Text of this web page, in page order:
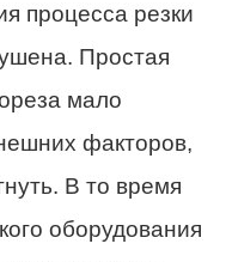
процесса резки
Простая
мало
факторов,
В то время
оборудования